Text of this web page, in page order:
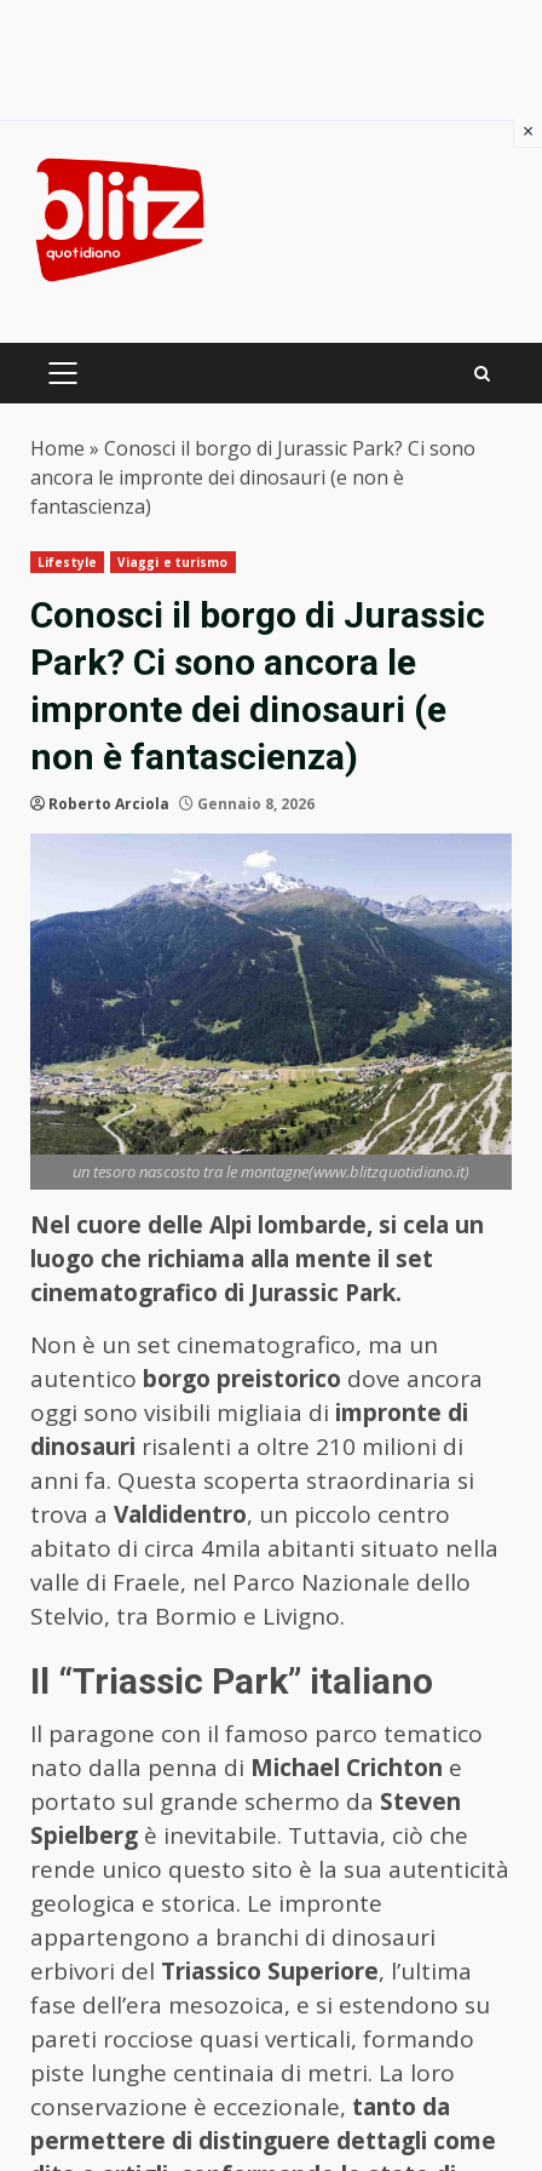
content
PRIMARY
Home » Conosci il borgo di Jurassic Park? Ci sono
ancora le impronte dei dinosauri (e non è
fantascienza)
Lifestyle Viaggi e turismo
Conosci il borgo di Jurassic
Park? Ci sono ancora le
impronte dei dinosauri (e
non è fantascienza)
Roberto Arciola Gennaio 8, 2026
un tesoro nascosto tra le montagne(www.blitzquotidiano.it)
Nel cuore delle Alpi lombarde, si cela un
luogo che richiama alla mente il set
cinematografico di Jurassic Park.
Non è un set cinematografico, ma un
autentico borgo preistorico dove ancora
oggi sono visibili migliaia di impronte di
dinosauri risalenti a oltre 210 milioni di
anni fa. Questa scoperta straordinaria si
trova a Valdidentro, un piccolo centro
abitato di circa 4mila abitanti situato nella
valle di Fraele, nel Parco Nazionale dello
Stelvio, tra Bormio e Livigno.
Il “Triassic Park” italiano
Il paragone con il famoso parco tematico
nato dalla penna di Michael Crichton e
portato sul grande schermo da Steven
Spielberg è inevitabile. Tuttavia, ciò che
rende unico questo sito è la sua autenticità
geologica e storica. Le impronte
appartengono a branchi di dinosauri
erbivori del Triassico Superiore, l’ultima
fase dell’era mesozoica, e si estendono su
pareti rocciose quasi verticali, formando
piste lunghe centinaia di metri. La loro
conservazione è eccezionale, tanto da
permettere di distinguere dettagli come
×